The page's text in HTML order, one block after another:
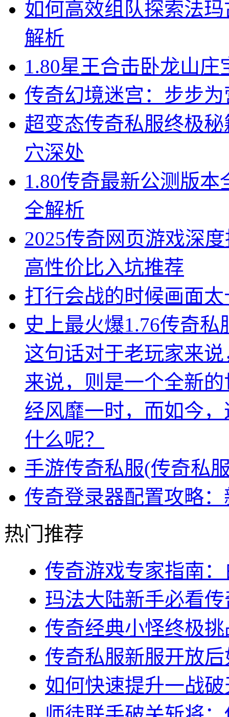
如何高效组队探索法
解析
1.80星王合击卧龙山
传奇幻境迷宫：步步
超变态传奇私服终极
穴深处
1.80传奇最新公测版本
全解析
2025传奇网页游戏深
高性价比入坑推荐
打行会战的时候画面
史上最火爆1.76传奇
这句话对于老玩家来
来说，则是一个全新
经风靡一时，而如今
什么呢？
手游传奇私服(传奇私
传奇登录器配置攻略
热门推荐
传奇游戏专家指南
玛法大陆新手必看
传奇经典小怪终极
传奇私服新服开放
如何快速提升一战